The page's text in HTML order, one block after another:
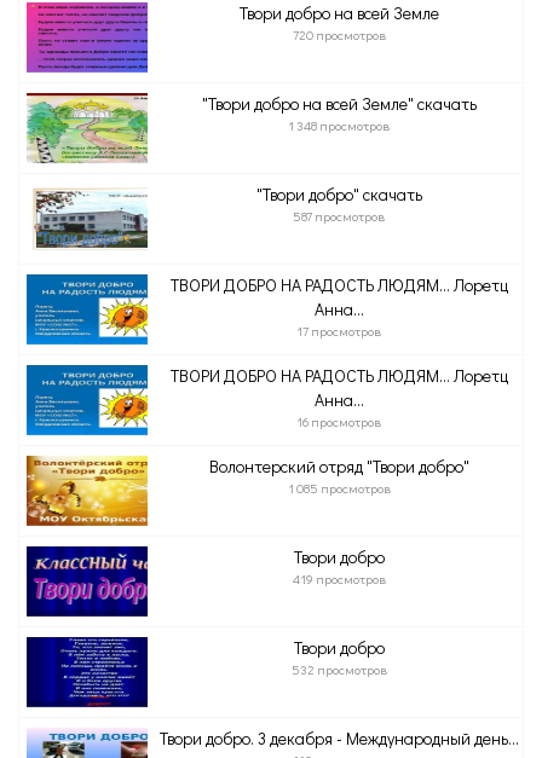
Твори добро на всей Земле
720 просмотров
"Твори добро на всей Земле" скачать
1 348 просмотров
"Твори добро" скачать
587 просмотров
ТВОРИ ДОБРО НА РАДОСТЬ ЛЮДЯМ… Лоретц
Анна...
17 просмотров
ТВОРИ ДОБРО НА РАДОСТЬ ЛЮДЯМ… Лоретц
Анна...
16 просмотров
Волонтерский отряд "Твори добро"
1 085 просмотров
Твори добро
419 просмотров
Твори добро
532 просмотров
Твори добро. 3 декабря - Международный день...